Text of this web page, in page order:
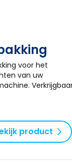
voor het
van uw
product